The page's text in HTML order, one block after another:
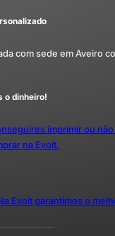
com sede em Aveiro
o dinheiro!
imprimir ou
na Evolt.
Evolt garantimos o